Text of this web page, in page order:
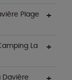
Plage
La
Davière